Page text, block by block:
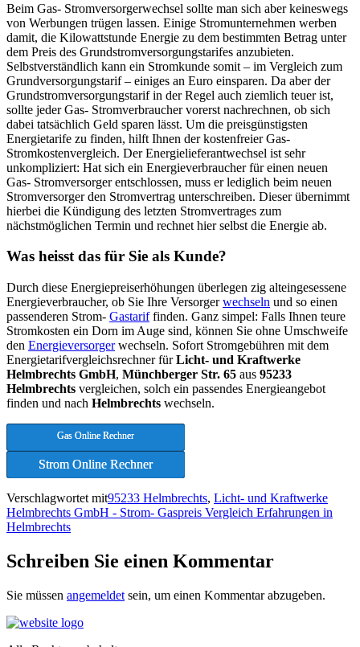
Beim Gas- Stromversorgerwechsel sollte man sich aber keineswegs
von Werbungen trügen lassen. Einige Stromunternehmen werben
damit, die Kilowattstunde Energie zu dem bestimmten Betrag unter
dem Preis des Grundstromversorgungstarifes anzubieten.
Selbstverständlich kann ein Stromkunde somit – im Vergleich zum
Grundversorgungstarif – einiges an Euro einsparen. Da aber der
Grundstromversorgungstarif in der Regel auch ziemlich teuer ist,
sollte jeder Gas- Stromverbraucher vorerst nachrechnen, ob sich
dabei tatsächlich Geld sparen lässt. Um die preisgünstigsten
Energietarife zu finden, hilft Ihnen der kostenfreier Gas-
Stromkostenvergleich. Der Energielieferantwechsel ist sehr
unkompliziert: Hat sich ein Energieverbraucher für einen neuen
Gas- Stromversorger entschlossen, muss er lediglich beim neuen
Stromversorger den Stromvertrag unterschreiben. Dieser übernimmt
hierbei die Kündigung des letzten Stromvertrages zum
nächstmöglichen Termin und rechnet hier selbst die Energie ab.
Was heisst das für Sie als Kunde?
Durch diese Energiepreiserhöhungen überlegen zig alteingesessene
Energieverbraucher, ob Sie Ihre Versorgerwechseln und so einen
passenderen Strom- Gastariffinden. Ganz simpel: Falls Ihnen teure
Stromkosten ein Dorn im Auge sind, können Sie ohne Umschweife
den Energieversorgerwechseln. Sofort Stromgebühren mit dem
Energietarifvergleichsrechner fürLicht- und Kraftwerke
Helmbrechts GmbH, Münchberger Str. 65 aus 95233
Helmbrechts vergleichen, solch ein passendes Energieangebot
finden und nach Helmbrechts wechseln.
Gas Online Rechner
Strom Online Rechner
Verschlagwortet mit95233 Helmbrechts, Licht- und Kraftwerke
Helmbrechts GmbH - Strom- Gaspreis Vergleich Erfahrungen in
Helmbrechts
Schreiben Sie einen Kommentar
Sie müssen angemeldet sein, um einen Kommentar abzugeben.